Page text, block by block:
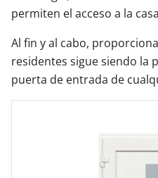
permiten el acceso a la
Al fin y al cabo,
residentes sigue siendo la
puerta de entrada de